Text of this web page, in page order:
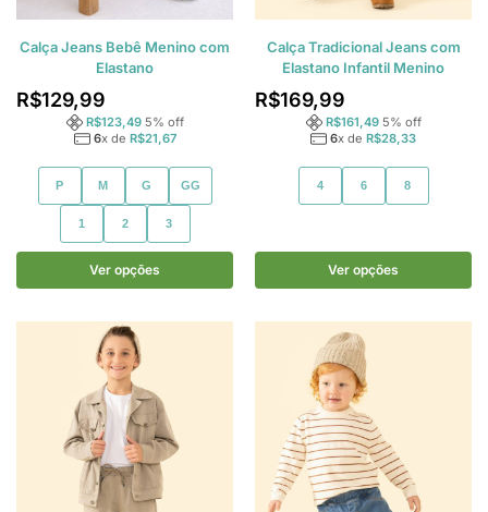
Calça Jeans Bebê Menino com
Elastano
R$129,99
R$123,49 5% off
6x de R$21,67
P M G GG
1 2 3
Ver opções
Calça Tradicional Jeans com
Elastano Infantil Menino
R$169,99
R$161,49 5% off
6x de R$28,33
4 6 8
Ver opções